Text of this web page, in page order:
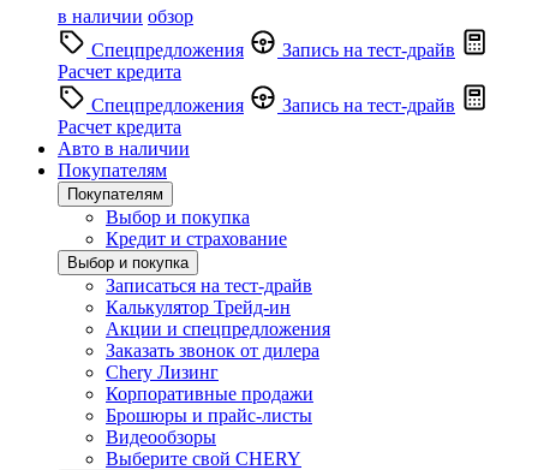
в наличии обзор
Спецпредложения
Запись на тест-драйв
Расчет кредита
Спецпредложения
Запись на тест-драйв
Расчет кредита
Авто в наличии
Покупателям
Покупателям
Выбор и покупка
Кредит и страхование
Выбор и покупка
Записаться на тест-драйв
Калькулятор Трейд-ин
Акции и спецпредложения
Заказать звонок от дилера
Chery Лизинг
Корпоративные продажи
Брошюры и прайс-листы
Видеообзоры
Выберите свой CHERY